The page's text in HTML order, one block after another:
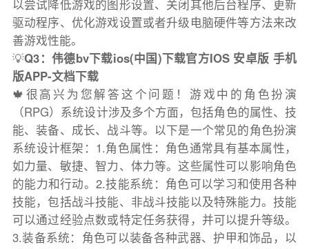
以尝试降低游戏的图形设置、关闭其他后台程序、更新
驱动程序、优化游戏设置或者升级电脑硬件等方法来改
善游戏性能。
💡Q3：伟德bv下载ios(中国)下载官方IOS 安卓版 手机
版APP-文档下载
🍁很高兴为您解答这个问题！游戏中的角色扮演
（RPG）系统设计涉及多个方面，包括角色的属性、技
能、装备、成长、战斗等。以下是一个常见的角色扮演
系统设计框架：1.角色属性：角色通常具有基本属性，
如力量、敏捷、智力、体力等。这些属性可以影响角色
的能力和行动。2.技能系统：角色可以学习和使用各种
技能，包括战斗技能、非战斗技能以及特殊能力。技能
可以通过经验点数或特定任务获得，并可以提升等级。
3.装备系统：角色可以装备各种武器、护甲和饰品，以